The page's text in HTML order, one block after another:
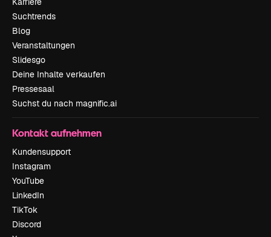
Suchtrends
Blog
Veranstaltungen
Slidesgo
Deine Inhalte verkaufen
Pressesaal
Suchst du nach magnific.ai
Kontakt aufnehmen
Kundensupport
Instagram
YouTube
LinkedIn
TikTok
Discord